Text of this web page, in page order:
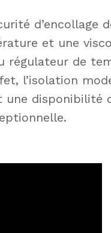
d’encollage
et une
régulateur de
l’isolation
une disponibilité